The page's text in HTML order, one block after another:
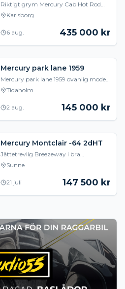
Riktigt grym Mercury Cab Hot Rod
Sitter en Chevrolet 350LTi maskin i
700Th automatlåda Ford 9 tums
Karlsborg
6 aug. 435 000 kr
Mercury park lane 1959
Mercury park lane 1959 ovanlig modell
med endast 1300ex tillverkade. en
riktig fullsize kärra! Rullande objekt
fullt bes
Tidaholm
2 aug. 145 000 kr
Mercury Montclair -64 2dHT
Jättetrevlig Breezeway i bra
bruksskick. 390 2-port med 3-stegs
Automatlåda Nästan ny Holley 350 2-
port Servostyrning oc
Sunne
21 juli 147 500 kr